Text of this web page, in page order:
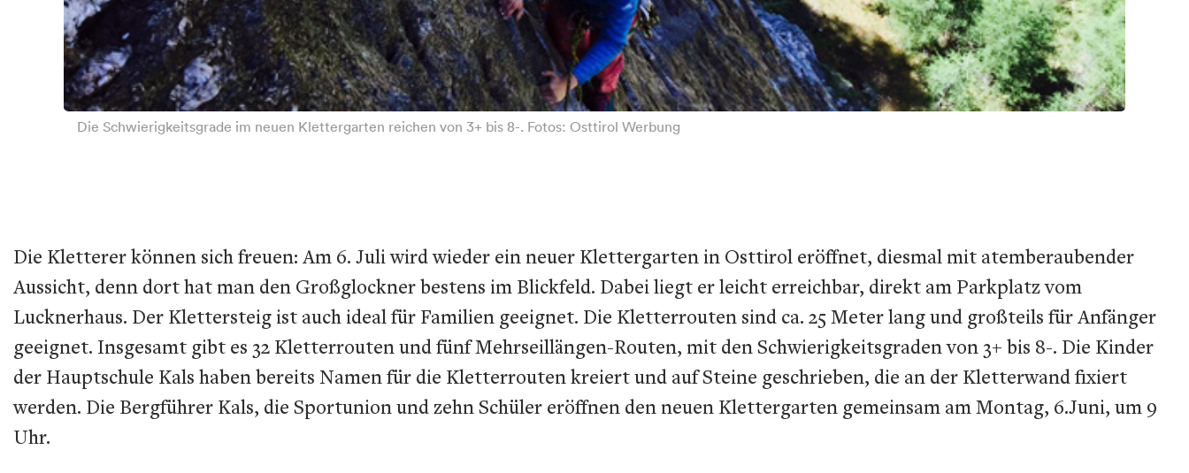
Die Schwierigkeitsgrade im neuen Klettergarten reichen von 3+ bis 8-. Fotos: Osttirol Werbung
Die Kletterer können sich freuen: Am 6. Juli wird wieder ein neuer Klettergarten in Osttirol eröffnet, diesmal mit atemberaubender
Aussicht, denn dort hat man den Großglockner bestens im Blickfeld. Dabei liegt er leicht erreichbar, direkt am Parkplatz vom
Lucknerhaus. Der Klettersteig ist auch ideal für Familien geeignet. Die Kletterrouten sind ca. 25 Meter lang und großteils für Anfänger
geeignet. Insgesamt gibt es 32 Kletterrouten und fünf Mehrseillängen-Routen, mit den Schwierigkeitsgraden von 3+ bis 8-. Die Kinder
der Hauptschule Kals haben bereits Namen für die Kletterrouten kreiert und auf Steine geschrieben, die an der Kletterwand fixiert
werden. Die Bergführer Kals, die Sportunion und zehn Schüler eröffnen den neuen Klettergarten gemeinsam am Montag, 6.Juni, um 9
Uhr.